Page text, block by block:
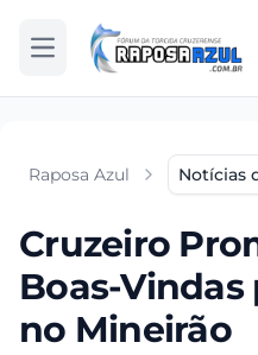
Abrir menu
Raposa Azul Notícias
Cruzeiro
Boas-Vindas
no Mineirão